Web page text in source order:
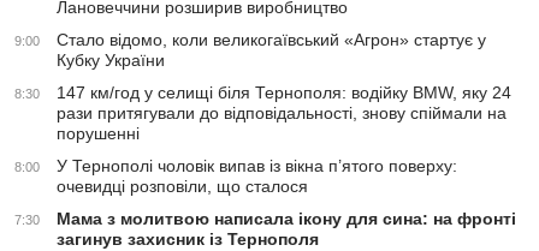
Лановеччини розширив виробництво
9:00
Стало відомо, коли великогаївський «Агрон» стартує у
Кубку України
8:30
147 км/год у селищі біля Тернополя: водійку BMW, яку 24
рази притягували до відповідальності, знову спіймали на
порушенні
8:00
У Тернополі чоловік випав із вікна п’ятого поверху:
очевидці розповіли, що сталося
7:30
Мама з молитвою написала ікону для сина: на фронті
загинув захисник із Тернополя